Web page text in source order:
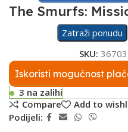
The Smurfs:
Zatraži ponudu
SKU: 36703
Iskoristi mogućnost
3 na zalihi
Compare
Add to
Podijeli: